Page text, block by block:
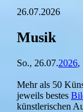
26.07.2026
Musik
So., 26.07.2026,
Mehr als 50
jeweils bestes
künstlerischen